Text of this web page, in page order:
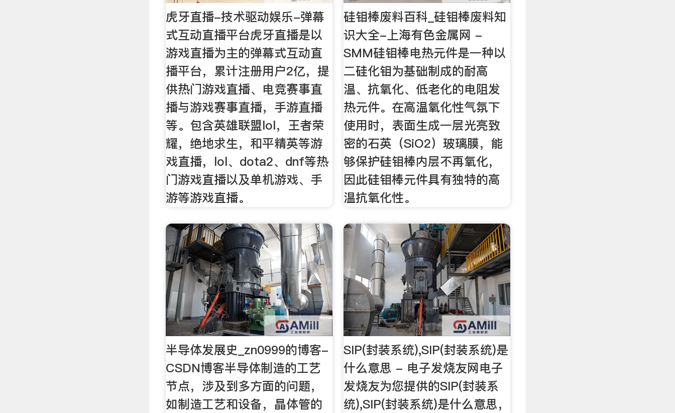
虎牙直播-技术驱动娱乐-弹幕
式互动直播平台虎牙直播是以
游戏直播为主的弹幕式互动直
播平台，累计注册用户2亿，提
供热门游戏直播、电竞赛事直
播与游戏赛事直播，手游直播
等。包含英雄联盟lol，王者荣
耀，绝地求生，和平精英等游
戏直播，lol、dota2、dnf等热
门游戏直播以及单机游戏、手
游等游戏直播。
硅钼棒废料百科_硅钼棒废料知
识大全-上海有色金属网 -
SMM硅钼棒电热元件是一种以
二硅化钼为基础制成的耐高
温、抗氧化、低老化的电阻发
热元件。在高温氧化性气氛下
使用时，表面生成一层光亮致
密的石英（SiO2）玻璃膜，能
够保护硅钼棒内层不再氧化，
因此硅钼棒元件具有独特的高
温抗氧化性。
半导体发展史_zn0999的博客-
CSDN博客半导体制造的工艺
节点，涉及到多方面的问题，
如制造工艺和设备，晶体管的
SIP(封装系统),SIP(封装系统)是
什么意思 - 电子发烧友网电子
发烧友为您提供的SIP(封装系
统),SIP(封装系统)是什么意思，